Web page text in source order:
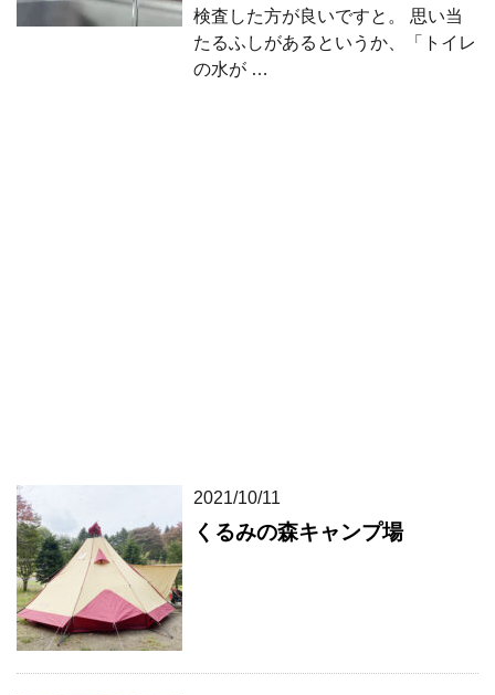
検査した方が良いですと。 思い当
たるふしがあるというか、「トイレ
の水が …
2021/10/11
くるみの森キャンプ場